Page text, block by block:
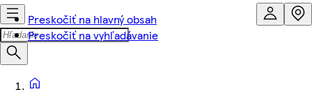
Preskočiť na hlavný obsah
Preskočiť na vyhľadávanie